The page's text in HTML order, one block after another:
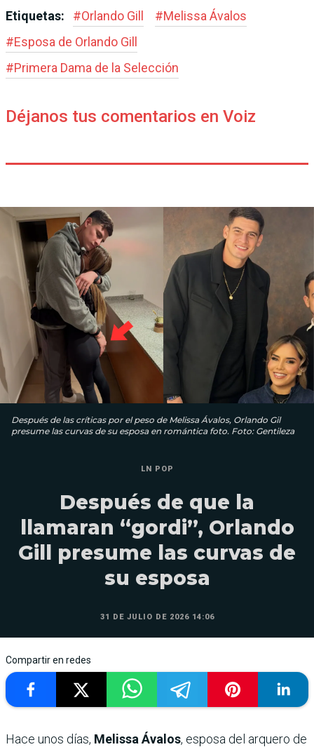
Etiquetas: #Orlando Gill #Melissa Ávalos
#Esposa de Orlando Gill
#Primera Dama de la Selección
Déjanos tus comentarios en Voiz
Después de las críticas por el peso de Melissa Ávalos, Orlando Gil
presume las curvas de su esposa en romántica foto. Foto: Gentileza
LN POP
Después de que la
llamaran “gordi”, Orlando
Gill presume las curvas de
su esposa
31 DE JULIO DE 2026 14:06
Compartir en redes
Hace unos días, Melissa Ávalos, esposa del arquero de